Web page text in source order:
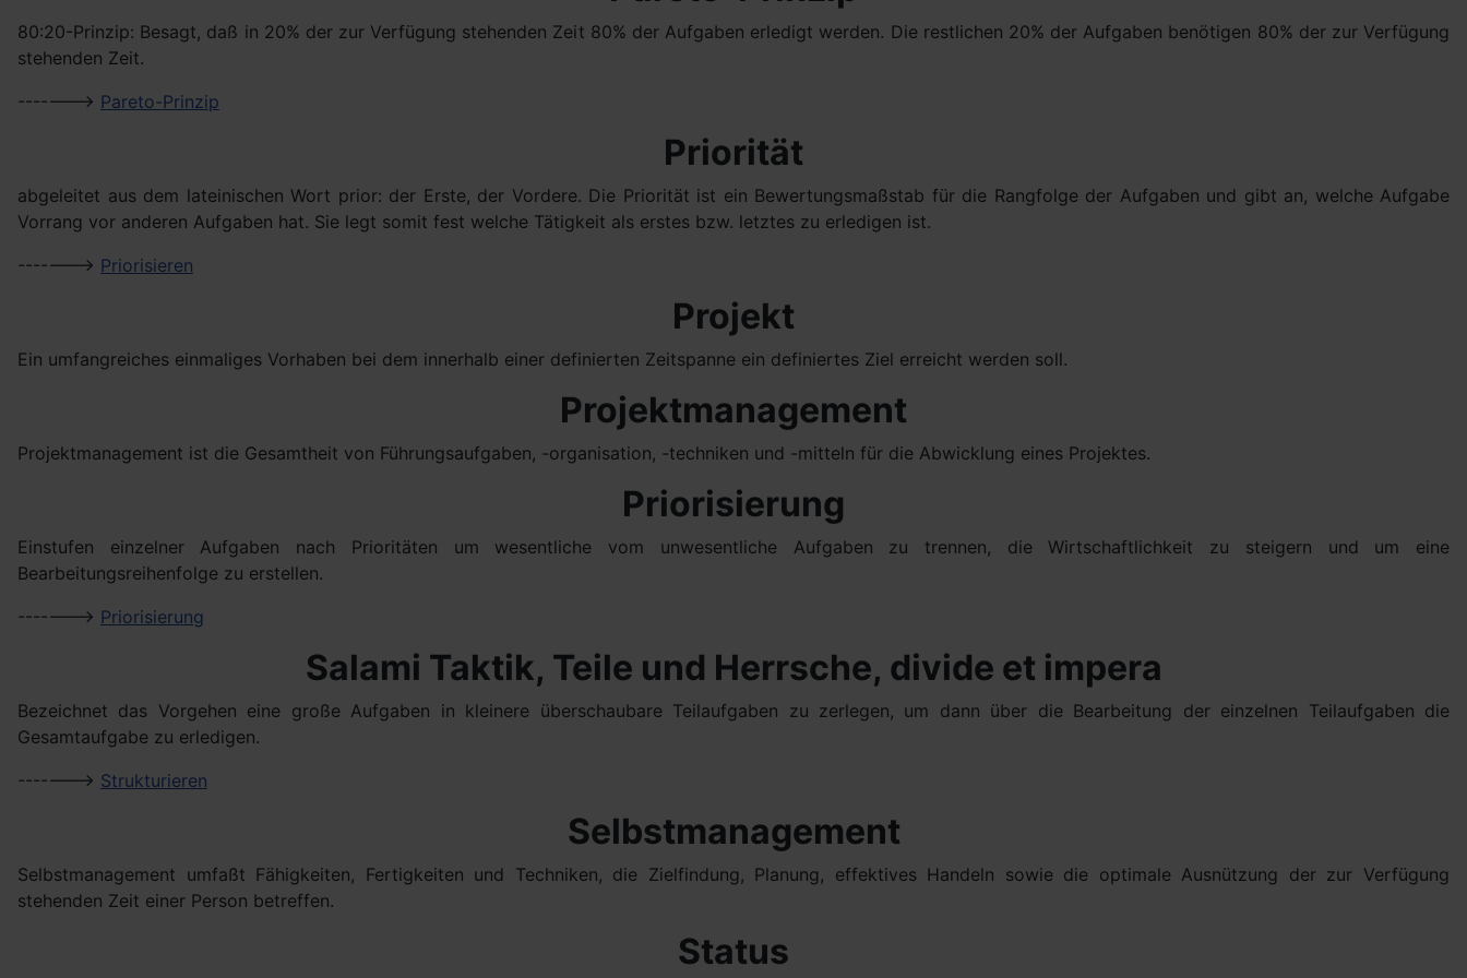
80:20-Prinzip: Besagt, daß in 20% der zur Verfügung stehenden Zeit 80% der Aufgaben erledigt werden. Die restlichen 20% der Aufgaben benötigen 80% der zur Verfügung
stehenden Zeit.
-------> Pareto-Prinzip
Priorität
abgeleitet aus dem lateinischen Wort prior: der Erste, der Vordere. Die Priorität ist ein Bewertungsmaßstab für die Rangfolge der Aufgaben und gibt an, welche Aufgabe
Vorrang vor anderen Aufgaben hat. Sie legt somit fest welche Tätigkeit als erstes bzw. letztes zu erledigen ist.
-------> Priorisieren
Projekt
Ein umfangreiches einmaliges Vorhaben bei dem innerhalb einer definierten Zeitspanne ein definiertes Ziel erreicht werden soll.
Projektmanagement
Projektmanagement ist die Gesamtheit von Führungsaufgaben, -organisation, -techniken und -mitteln für die Abwicklung eines Projektes.
Priorisierung
Einstufen einzelner Aufgaben nach Prioritäten um wesentliche vom unwesentliche Aufgaben zu trennen, die Wirtschaftlichkeit zu steigern und um eine
Bearbeitungsreihenfolge zu erstellen.
-------> Priorisierung
Salami Taktik, Teile und Herrsche, divide et impera
Bezeichnet das Vorgehen eine große Aufgaben in kleinere überschaubare Teilaufgaben zu zerlegen, um dann über die Bearbeitung der einzelnen Teilaufgaben die
Gesamtaufgabe zu erledigen.
-------> Strukturieren
Selbstmanagement
Selbstmanagement umfaßt Fähigkeiten, Fertigkeiten und Techniken, die Zielfindung, Planung, effektives Handeln sowie die optimale Ausnützung der zur Verfügung
stehenden Zeit einer Person betreffen.
Status